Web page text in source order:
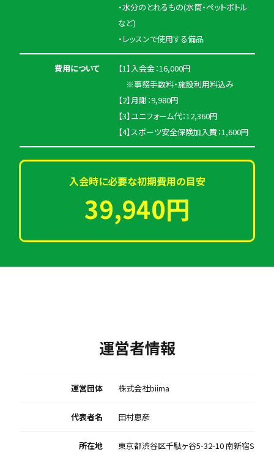
・水分のとれるもの(水筒・ペットボトル
など)
・レッスンで使用する備品
費用について
【1】入会金：16,000円
※事務手数料・施設利用料込み
【2】月謝：9,980円
【3】ユニフォーム代：12,360円
【4】スポーツ安全保険加入費：1,600円
入会時に必要な初期費用の目安
39,940円
運営者情報
運営団体 株式会社biima
代表者名 田村恵彦
所在地 東京都渋谷区千駄ヶ谷5-32-10 南新宿S